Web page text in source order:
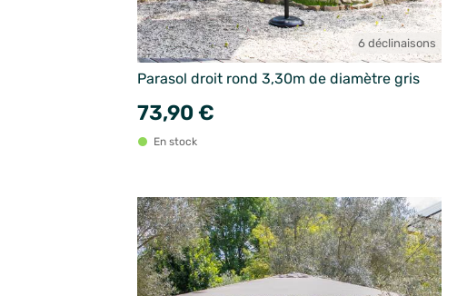
6 déclinaisons
Parasol droit rond 3,30m de diamètre gris
73,90 €
En stock